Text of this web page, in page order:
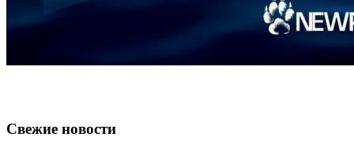
Свежие новости